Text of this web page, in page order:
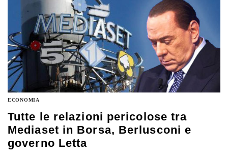
ECONOMIA
Tutte le relazioni pericolose tra
Mediaset in Borsa, Berlusconi e
governo Letta